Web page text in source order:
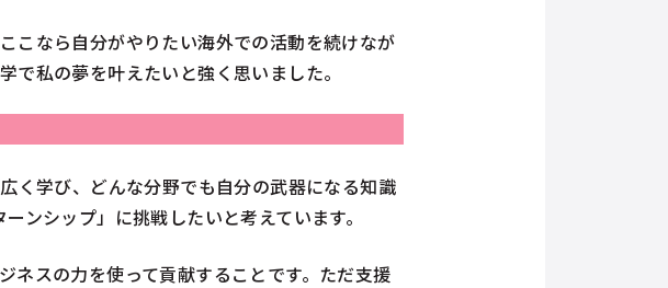
こなら自分がやりたい海外での活動を続けなが
で私の夢を叶えたいと強く思いました。
く学び、どんな分野でも自分の武器になる知識
ンシップ」に挑戦したいと考えています。
ネスの力を使って貢献することです。ただ支援